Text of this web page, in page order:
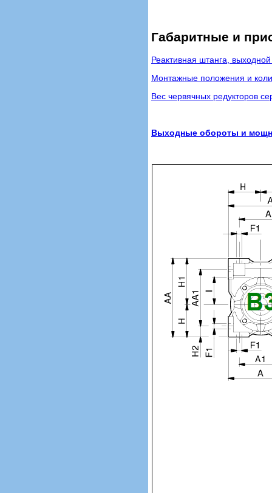
Габаритные и
Реактивная штанга,
Монтажные положения и
Вес червячных редукторов
Выходные обороты и